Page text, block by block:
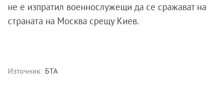
не е изпратил военнослужещи да се сражават на
страната на Москва срещу Киев.
Източник: БТА